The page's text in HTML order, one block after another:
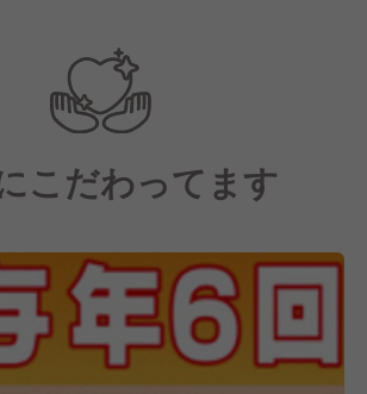
もが輝ける職場です。
こだわってます